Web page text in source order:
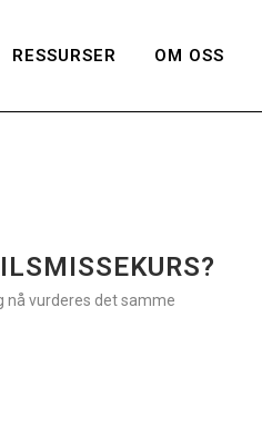
RESSURSER OM OSS
nå vurderes det samme